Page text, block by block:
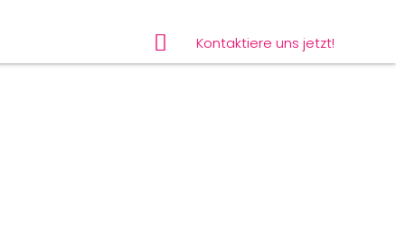
Kontaktiere uns jetzt!